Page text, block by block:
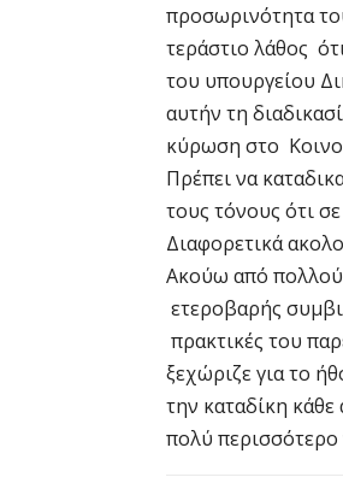
προσωρινότητα
τεράστιο λάθος
του υπουργείου
αυτήν τη
κύρωση στο
Πρέπει να
τους τόνους ότι
Διαφορετικά
Ακούω από
ετεροβαρής
πρακτικές του
ξεχώριζε για το
την καταδίκη κάθε
πολύ περισσότερο